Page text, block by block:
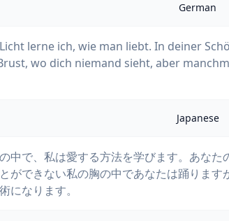
German
lerne ich, wie man liebt. In deiner
wo dich niemand sieht, aber
Japanese
中で、私は愛する方法を学びます。あなた
ができない私の胸の中であなたは踊りま
になります。